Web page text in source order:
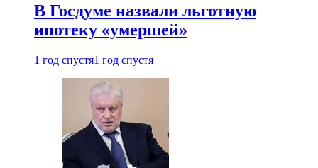
В Госдуме назвали льготную
ипотеку «умершей»
1 год спустя1 год спустя